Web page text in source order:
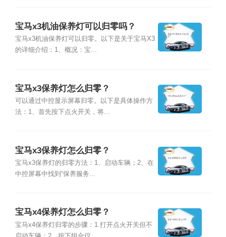
宝马x3机油保养灯可以归零吗？
宝马x3机油保养灯可以归零。以下是关于宝马X3
的详细介绍：1、概况：宝...
宝马x3保养灯怎么归零？
可以通过中控显示屏幕归零。以下是具体操作方
法：1、首先按下点火开关，将...
宝马x3保养灯怎么归零？
宝马x3保养灯的归零方法：1、启动车辆；2、在
中控屏幕中找到“保养服务...
宝马x4保养灯怎么归零？
宝马x4保养灯归零的步骤：1.打开点火开关但不